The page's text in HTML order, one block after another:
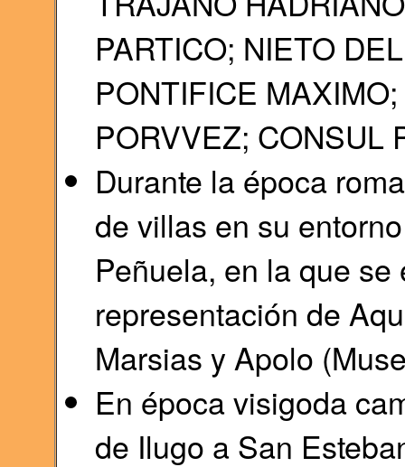
PARTICO; NIETO
PONTIFICE
PORVVEZ; CONSUL
Durante la época
de villas en su
Peñuela, en la que
representación de
Marsias y Apolo
En época visigoda
de Ilugo a San